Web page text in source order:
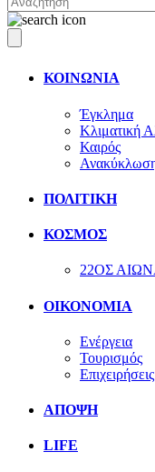
ΚΟΙΝΩΝΙΑ
Έγκλημα
Κλιματική
Καιρός
ΠΟΛΙΤΙΚΗ
ΚΟΣΜΟΣ
22ΟΣ
ΟΙΚΟΝΟΜΙΑ
Ενέργεια
Τουρισμός
Επιχειρήσεις
ΑΠΟΨΗ
LIFE